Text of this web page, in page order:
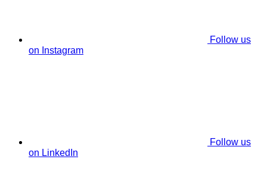
Follow us
on Instagram
Follow us
on LinkedIn